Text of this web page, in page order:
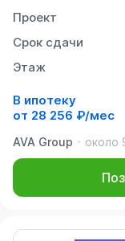
Проект
Срок сдачи
Этаж
В ипотеку
от 28 256 ₽/мес
AVA Group
около